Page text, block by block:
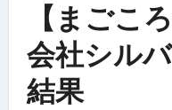
【まごこ
会社シル
結果